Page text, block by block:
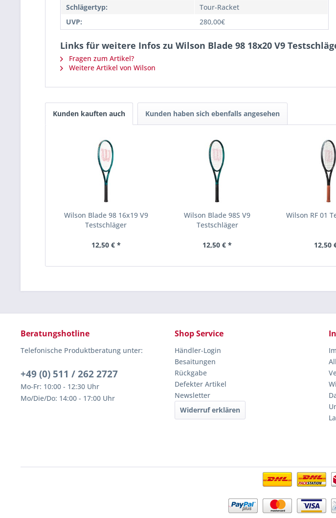
Schlägertyp:
Tour-Racket
UVP:
280,00€
Links für weitere Infos zu Wilson Blade 98 18x20 V9
Fragen zum Artikel?
Weitere Artikel von Wilson
Kunden kauften auch Kunden haben sich ebenfalls angesehen
Wilson Blade 98 16x19 V9
Testschläger
12,50 € *
Wilson Blade 98S V9
Testschläger
12,50 € *
Wilson RF 01
12,50
Beratungshotline
Telefonische Produktberatung unter:
+49 (0) 511 / 262 2727
Mo-Fr: 10:00 - 12:30 Uhr
Mo/Die/Do: 14:00 - 17:00 Uhr
Shop Service
Händler-Login
Besaitungen
Rückgabe
Defekter Artikel
Newsletter
Widerruf erklären